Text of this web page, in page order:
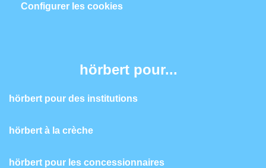
Configurer les cookies
hörbert pour...
hörbert pour des institutions
hörbert à la crèche
hörbert pour les concessionnaires